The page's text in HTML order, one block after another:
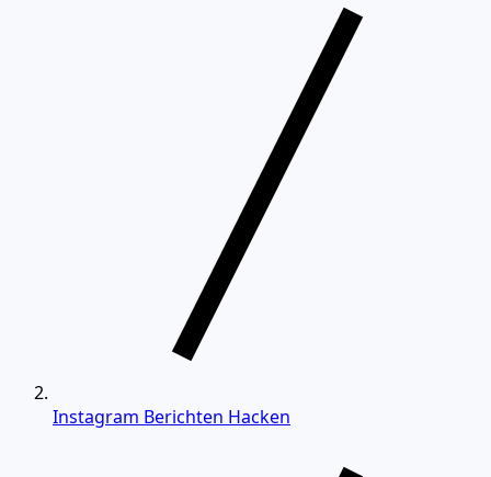
Instagram Berichten Hacken